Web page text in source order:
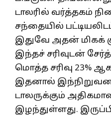
டாலரில் வர்த்தகம்
சந்தையில்
இதுவே அதன் மிகக்
இந்தச் சரிவுடன்
மொத்த சரிவு 23%
இதனால்
டாலருக்கும்
இழந்துள்ளது.